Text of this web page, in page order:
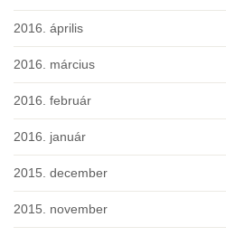
2016. április
2016. március
2016. február
2016. január
2015. december
2015. november